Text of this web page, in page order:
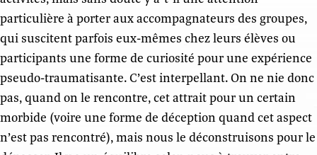
particulière à porter aux accompagnateurs des groupes,
qui suscitent parfois eux-mêmes chez leurs élèves ou
participants une forme de curiosité pour une expérience
pseudo-traumatisante. C’est interpellant. On ne nie donc
pas, quand on le rencontre, cet attrait pour un certain
morbide (voire une forme de déception quand cet aspect
n’est pas rencontré), mais nous le déconstruisons pour le